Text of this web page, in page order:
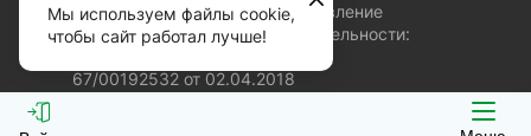
Лицензия на осуществление
образовательной деятельности:
67/00192532 от 02.04.2018
Мы используем файлы cookie,
чтобы сайт работал лучше!